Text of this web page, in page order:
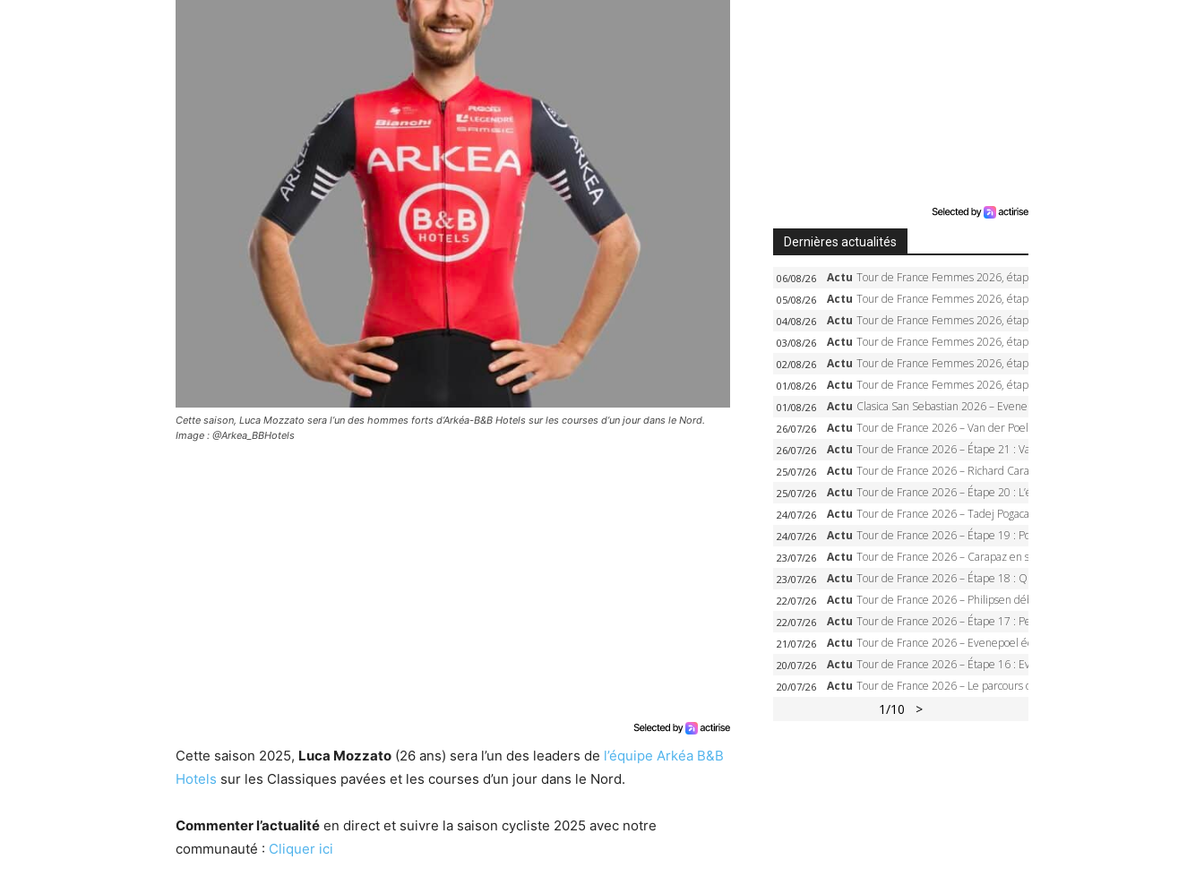
Cette saison, Luca Mozzato sera l’un des hommes forts d’Arkéa-B&B Hotels sur les courses d’un jour dans le Nord.
Image : @Arkea_BBHotels
Cette saison 2025, Luca Mozzato (26 ans) sera l’un des leaders de l’équipe Arkéa B&B
Hotels sur les Classiques pavées et les courses d’un jour dans le Nord.
Commenter l’actualité en direct et suivre la saison cycliste 2025 avec notre
communauté : Cliquer ici
Dernières actualités
06/08/26 Actu Tour de France Femmes 2026, étape 6 – Kim Le Court-Pienaar gagne à Tournon, Reusser en jaune
05/08/26 Actu Tour de France Femmes 2026, étape 5 – Demi Vollering gagne à Belleville, Reusser en jaune, Ferrand-Prévot coule
04/08/26 Actu Tour de France Femmes 2026, étape 4 – Marlen Reusser écrase le chrono, Ferrand-Prévot en crise
03/08/26 Actu Tour de France Femmes 2026, étape 3 – Sigrid Haugset en solitaire, 88 km d’échappée, maillot jaune
02/08/26 Actu Tour de France Femmes 2026, étape 2 – Lorena Wiebes doublé à Genève, Markus héroïque, 7e record
01/08/26 Actu Tour de France Femmes 2026, étape 1 – Lorena Wiebes intouchable à Lausanne, premier maillot jaune
01/08/26 Actu Clasica San Sebastian 2026 – Evenepoel recordman, 4e victoire, Carapaz battu au sprint
26/07/26 Actu Tour de France 2026 – Van der Poel monumental à Paris, Pogacar égale le record des cinq sacres
26/07/26 Actu Tour de France 2026 – Étape 21 : Van der Poel, Pogacar, qui succédera à Wout van Aert sur les Champs-Elysées ?
25/07/26 Actu Tour de France 2026 – Richard Carapaz roi des Alpes, doublé et maillot à pois, Seixas perd le podium
25/07/26 Actu Tour de France 2026 – Étape 20 : L’étape reine, Galibier, Sarenne, Alpe d’Huez, qui succédera à Pogacar ?
24/07/26 Actu Tour de France 2026 – Tadej Pogacar dompte l’Alpe d’Huez, 5e victoire, record de Pantani pulvérisé
24/07/26 Actu Tour de France 2026 – Étape 19 : Pogacar peut-il enfin dompter l’Alpe d’Huez ?
23/07/26 Actu Tour de France 2026 – Carapaz en solitaire à Orcières-Merlette, Paret-Peintre à un point du maillot à pois
23/07/26 Actu Tour de France 2026 – Étape 18 : Qui domptera Orcières-Merlette, première marche vers l’Alpe d’Huez ?
22/07/26 Actu Tour de France 2026 – Philipsen débloque son compteur à Voiron, Pedersen en danger pour le maillot vert
22/07/26 Actu Tour de France 2026 – Étape 17 : Pedersen peut-il verrouiller le maillot vert à Voiron ?
21/07/26 Actu Tour de France 2026 – Evenepoel écrase le chrono d’Évian, Seixas 4e, Lipowitz abandonne
20/07/26 Actu Tour de France 2026 – Étape 16 : Evenepoel, Pogacar, Ganna… qui domptera le chrono d’Évian pour redessiner le podium ?
20/07/26 Actu Tour de France 2026 – Le parcours officiel complet : 21 étapes, profils, carte et dates
1/10 >